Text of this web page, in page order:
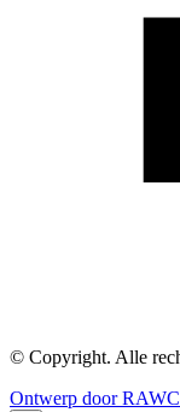
© Copyright. Alle
Ontwerp door